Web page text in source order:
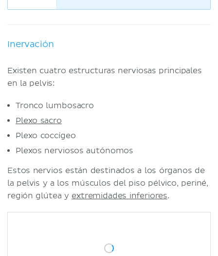
Inervación
Existen cuatro estructuras nerviosas principales
en la pelvis:
Tronco lumbosacro
Plexo sacro
Plexo coccígeo
Plexos nerviosos autónomos
Estos nervios están destinados a los órganos de
la pelvis y a los músculos del piso pélvico, periné,
región glútea y extremidades inferiores.